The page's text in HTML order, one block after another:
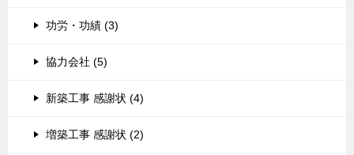
功労・功績 (3)
協力会社 (5)
新築工事 感謝状 (4)
増築工事 感謝状 (2)